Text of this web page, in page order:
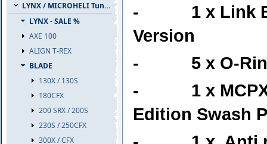
LYNX / MICROHELI Tuning
LYNX - SALE %
AXE 100
ALIGN T-REX
BLADE
130X / 130S
180CFX
200 SRX / 200S
230S / 250CFX
300X / CFX
- 1 x Link Ball
Version
- 5 x O-Ring
- 1 x MCPX-
Edition Swash